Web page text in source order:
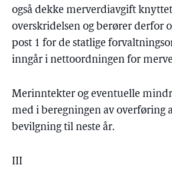
også dekke merverdiavgift
overskridelsen og berører derfor
post 1 for de statlige
inngår i nettoordningen for
Merinntekter og eventuelle
med i beregningen av overføring
bevilgning til neste år.
III